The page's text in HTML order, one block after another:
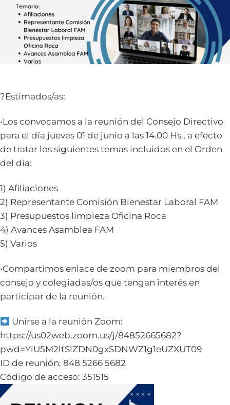
?Estimados/as:
•Los convocamos a la reunión del Consejo Directivo
para el día jueves 01 de junio a las 14.00 Hs., a efecto
de tratar los siguientes temas incluidos en el Orden
del día:
1) Afiliaciones
2) Representante Comisión Bienestar Laboral FAM
3) Presupuestos limpieza Oficina Roca
4) Avances Asamblea FAM
5) Varios
•Compartimos enlace de zoom para miembros del
consejo y colegiadas/os que tengan interés en
participar de la reunión.
Unirse a la reunión Zoom:
https://us02web.zoom.us/j/84852665682?
pwd=YlU5M2ltSlZDN0gxSDNWZ1g1eUZXUT09
ID de reunión: 848 5266 5682
Código de acceso: 351515